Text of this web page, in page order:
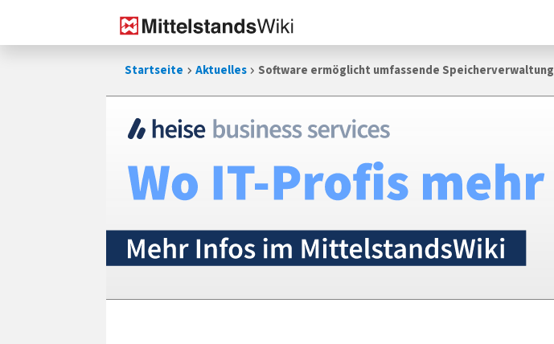
Startseite Aktuelles Software ermöglicht umfassende Speicherverwaltung